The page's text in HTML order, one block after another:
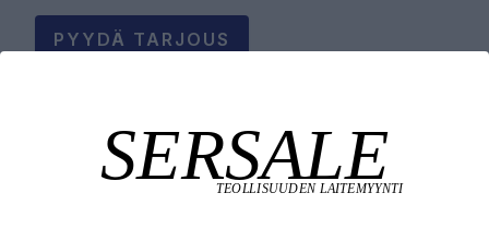
PYYDÄ TARJOUS
LISÄÄ OSTOSKORIIN